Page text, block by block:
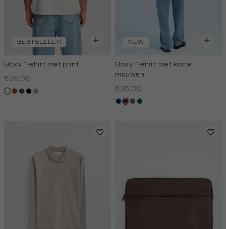
BESTSELLER
Boxy T-shirt met print
€35.00
creme,
bruin
donkergrijs
zwart
grijs,
NEW
Boxy T-shirt met korte
mouwen
€35.00
donkerblauw
bordeaux
lichtbruin
donkergroen